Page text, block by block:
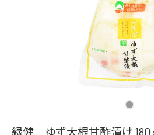
緑健 ゆず大根甘酢漬け 180